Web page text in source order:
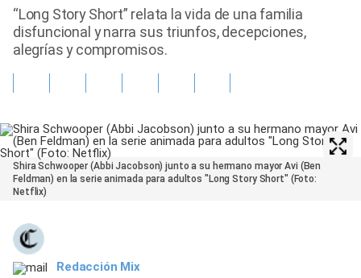
Vida Laboral
Tendencias Mix
Sports
“Long Story Short” relata la vida de una familia
disfuncional y narra sus triunfos, decepciones,
alegrías y compromisos.
Shira Schwooper (Abbi Jacobson) junto a su hermano mayor Avi (Ben
Feldman) en la serie animada para adultos "Long Story Short" (Foto:
Netflix)
Redacción Mix